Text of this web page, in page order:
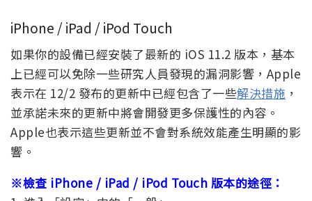
iPhone / iPad / iPod Touch
如果你的設備已經安裝了最新的 iOS 11.2 版本，基本
上已經可以免除一些研究人員發現的漏洞影響，Apple
表示在 12/2 發布的更新中已經包含了一些解決措施 ，
並承諾未來的更新中將會開發更多保護性的內容。
Apple也表示這些更新並不會對系統效能產生明顯的影
響。
※檢查 iPhone / iPad / iPod Touch 版本的途徑：